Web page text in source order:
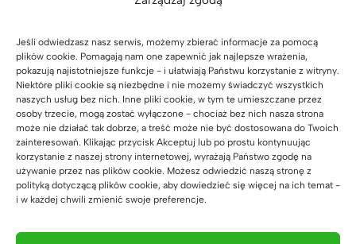
Jeśli odwiedzasz nasz serwis, możemy zbierać informacje za pomocą
plików cookie. Pomagają nam one zapewnić jak najlepsze wrażenia,
pokazują najistotniejsze funkcje - i ułatwiają Państwu korzystanie z witryny.
Niektóre pliki cookie są niezbędne i nie możemy świadczyć wszystkich
naszych usług bez nich. Inne pliki cookie, w tym te umieszczane przez
osoby trzecie, mogą zostać wyłączone - chociaż bez nich nasza strona
może nie działać tak dobrze, a treść może nie być dostosowana do Twoich
zainteresowań. Klikając przycisk Akceptuj lub po prostu kontynuując
korzystanie z naszej strony internetowej, wyrażają Państwo zgodę na
używanie przez nas plików cookie. Możesz odwiedzić naszą stronę z
polityką dotyczącą plików cookie, aby dowiedzieć się więcej na ich temat -
i w każdej chwili zmienić swoje preferencje.
Zaufali nam